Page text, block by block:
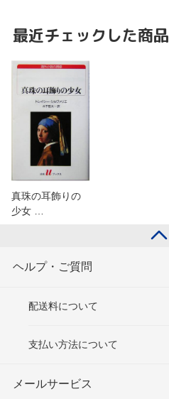
最近チェックした商品
真珠の耳飾りの
少女 …
ヘルプ・ご質問
配送料について
支払い方法について
メールサービス